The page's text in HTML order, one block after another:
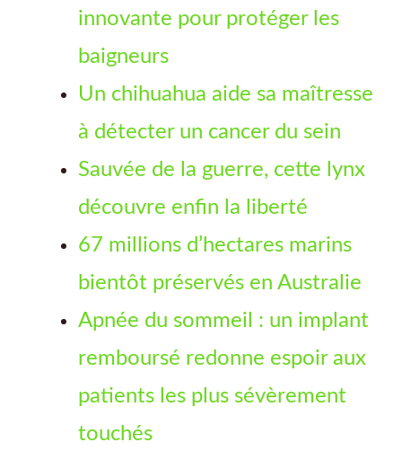
innovante pour protéger les
baigneurs
Un chihuahua aide sa maîtresse
à détecter un cancer du sein
Sauvée de la guerre, cette lynx
découvre enfin la liberté
67 millions d’hectares marins
bientôt préservés en Australie
Apnée du sommeil : un implant
remboursé redonne espoir aux
patients les plus sévèrement
touchés